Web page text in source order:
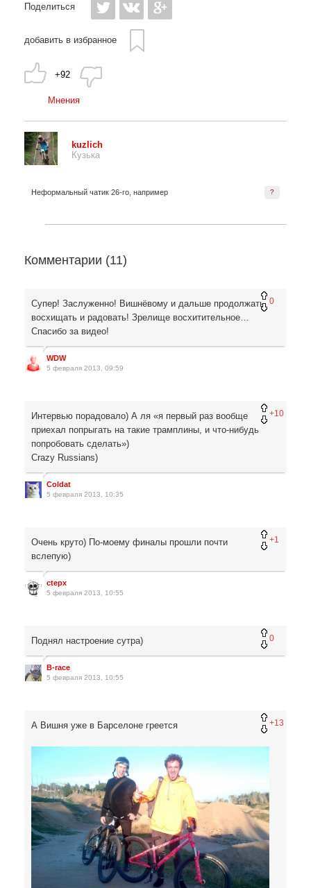
Поделиться
добавить в избранное
+92
Мнения
kuzlich
Кузька
?
Неформальный чатик 26-го, например
Комментарии (11)
0
Супер! Заслуженно! Вишнёвому и дальше продолжать
восхищать и радовать! Зрелище восхитительное…
Спасибо за видео!
WDW
5 февраля 2013, 09:59
+10
Интервью порадовало) А ля «я первый раз вообще
приехал попрыгать на такие трамплины, и что-нибудь
попробовать сделать»)
Crazy Russians)
Coldat
5 февраля 2013, 10:35
+1
Очень круто) По-моему финалы прошли почти
вслепую)
ctepx
5 февраля 2013, 10:55
0
Поднял настроение сутра)
B-race
5 февраля 2013, 10:55
+13
А Вишня уже в Барселоне греется